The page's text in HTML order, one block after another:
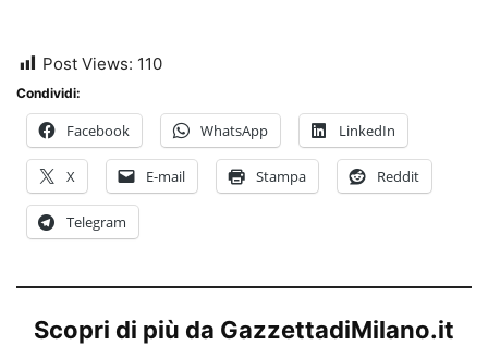
Post Views: 110
Condividi:
Facebook WhatsApp LinkedIn
X E-mail Stampa Reddit
Telegram
Scopri di più da GazzettadiMilano.it